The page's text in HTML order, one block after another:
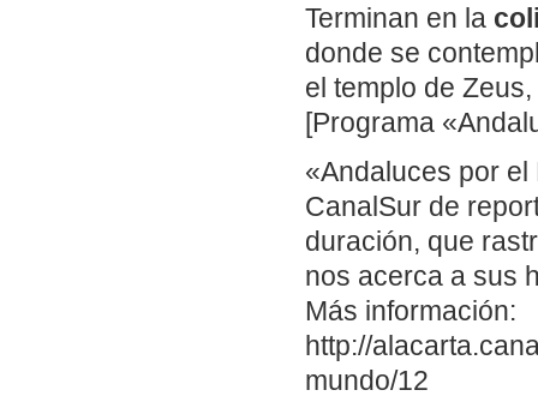
Terminan en la
donde se
el templo de
[Programa
«Andaluces por
CanalSur de
duración, que
nos acerca a sus
Más información:
http://
mundo/12